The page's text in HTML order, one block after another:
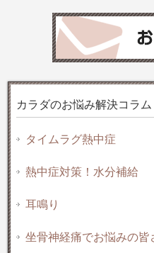
カラダのお悩み解決コラム
タイムラグ熱中症
熱中症対策！水分補給
耳鳴り
坐骨神経痛でお悩みの皆